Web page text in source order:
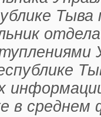
Тыва
в среднем